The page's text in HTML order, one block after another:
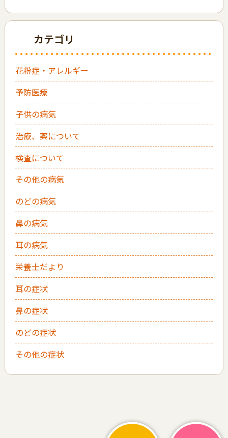
カテゴリ
花粉症・アレルギー
予防医療
子供の病気
治療、薬について
検査について
その他の病気
のどの病気
鼻の病気
耳の病気
栄養士だより
耳の症状
鼻の症状
のどの症状
その他の症状